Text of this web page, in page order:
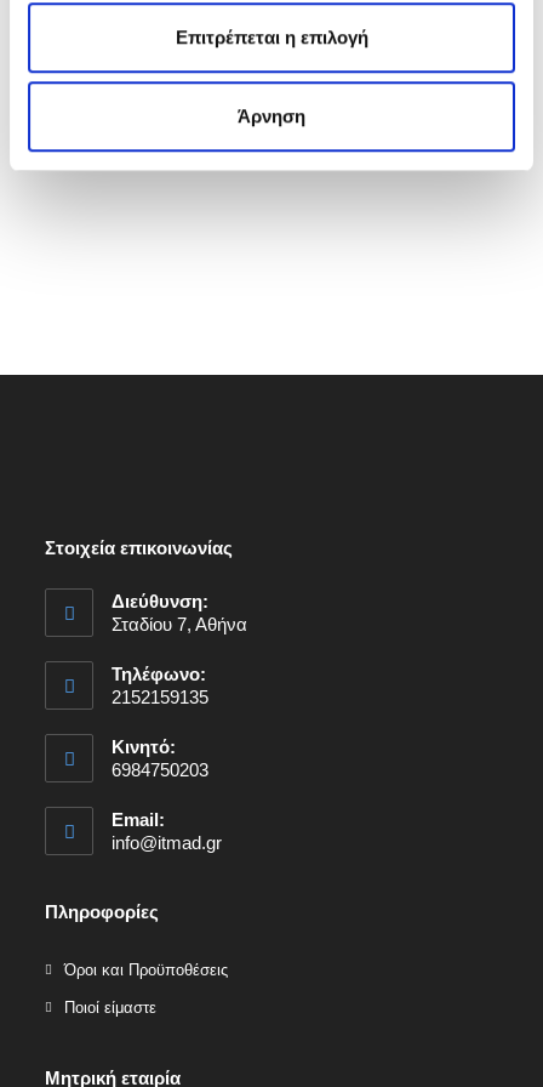
Επιτρέπεται η επιλογή
Άρνηση
Στοιχεία επικοινωνίας
Διεύθυνση:
Σταδίου 7, Αθήνα
Τηλέφωνο:
2152159135
Κινητό:
6984750203
Email:
info@itmad.gr
Πληροφορίες
Όροι και Προϋποθέσεις
Ποιοί είμαστε
Μητρική εταιρία